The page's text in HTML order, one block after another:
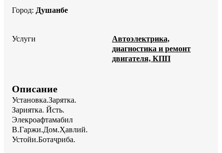
Город: Душанбе
Услуги
Автоэлектрика,
диагностика и ремонт
двигателя, КПП
Описание
Установка.Зарятка.
Зариятка. Йсть.
Элекроафтамабил
В.Гаржи.Дом.Ҳавлий.
Устойи.Ботаҷриба.